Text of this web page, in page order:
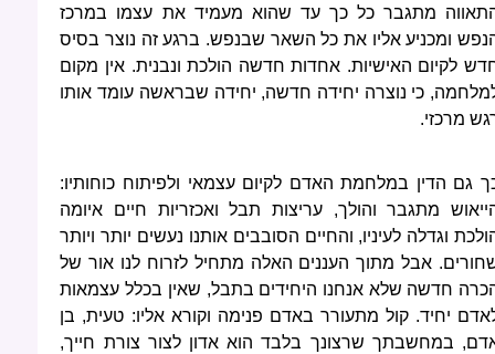
מתגבר כל כך עד שהוא מעמיד את עצמו במרכז
ומכניע אליו את כל השאר שבנפש. ברגע זה נוצר בסיס
לקיום האישיות. אחדות חדשה הולכת ונבנית. אין מקום
כי נוצרה יחידה חדשה, יחידה שבראשה עומד אותו
מרכזי.
גם הדין במלחמת האדם לקיום עצמאי ולפיתוח כוחותיו:
מתגבר והולך, עריצות תבל ואכזריות חיים איומה
וגדלה לעיניו, והחיים הסובבים אותנו נעשים יותר ויותר
אבל מתוך העננים האלה מתחיל לזרוח לנו אור של
חדשה שלא אנחנו היחידים בתבל, שאין בכלל עצמאות
יחיד. קול מתעורר באדם פנימה וקורא אליו: טעית, בן
במחשבתך שרצונך בלבד הוא אדון לצור צורת חייך,